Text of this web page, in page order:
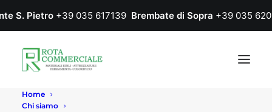
S. Pietro +39 035 617139 Brembate di Sopra +39 035
Home
Chi siamo